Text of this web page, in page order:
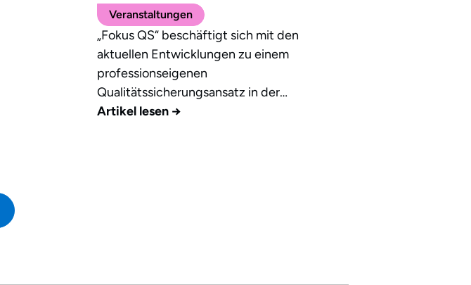
Veranstaltungen
„Fokus QS“ beschäftigt sich mit den
aktuellen Entwicklungen zu einem
professionseigenen
Qualitätssicherungsansatz in der…
Artikel lesen →